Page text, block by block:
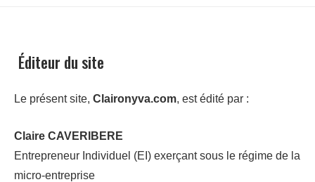
Éditeur du site
Le présent site, Claironyva.com, est édité par :
Claire CAVERIBERE
Entrepreneur Individuel (EI) exerçant sous le régime de la
micro-entreprise